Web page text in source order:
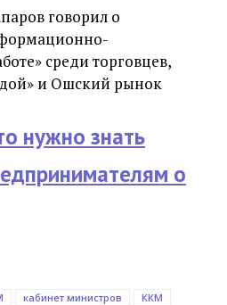
говорил о
среди торговцев,
и Ошский рынок
нужно знать
о
кабинет министров
ККМ